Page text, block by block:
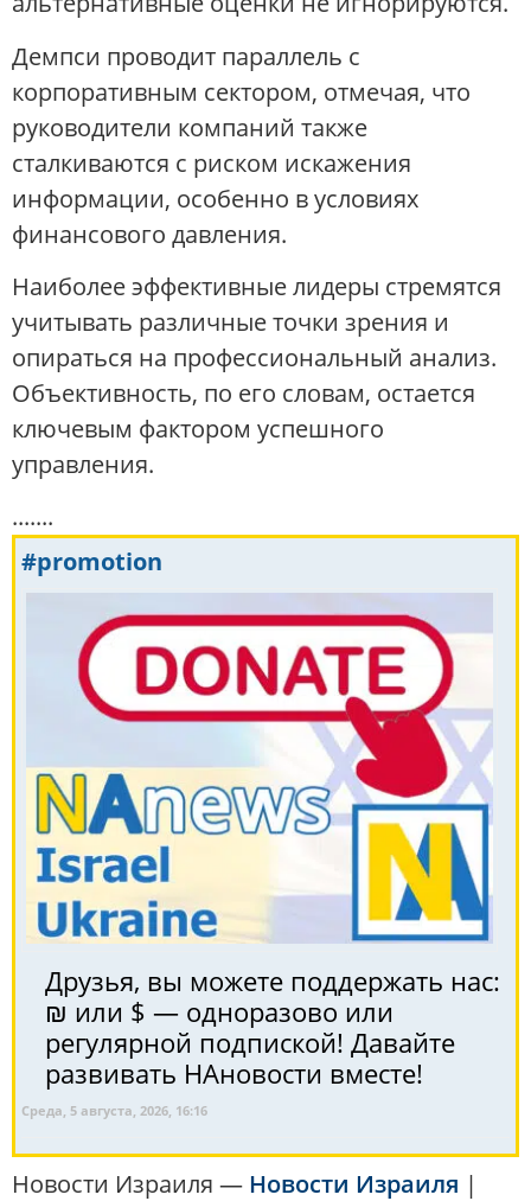
Демпси проводит параллель с
корпоративным сектором, отмечая, что
руководители компаний также
сталкиваются с риском искажения
информации, особенно в условиях
финансового давления.
Наиболее эффективные лидеры стремятся
учитывать различные точки зрения и
опираться на профессиональный анализ.
Объективность, по его словам, остается
ключевым фактором успешного
управления.
.......
#promotion
Друзья, вы можете поддержать нас:
₪ или $ — одноразово или
регулярной подпиской! Давайте
развивать НАновости вместе!
Среда, 5 августа, 2026, 16:16
Новости Израиля — Новости Израиля |